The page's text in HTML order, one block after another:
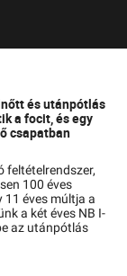
és utánpótlás
a focit, és egy
csapatban
feltételrendszer,
100 éves
éves múltja a
a két éves NB I-
az utánpótlás